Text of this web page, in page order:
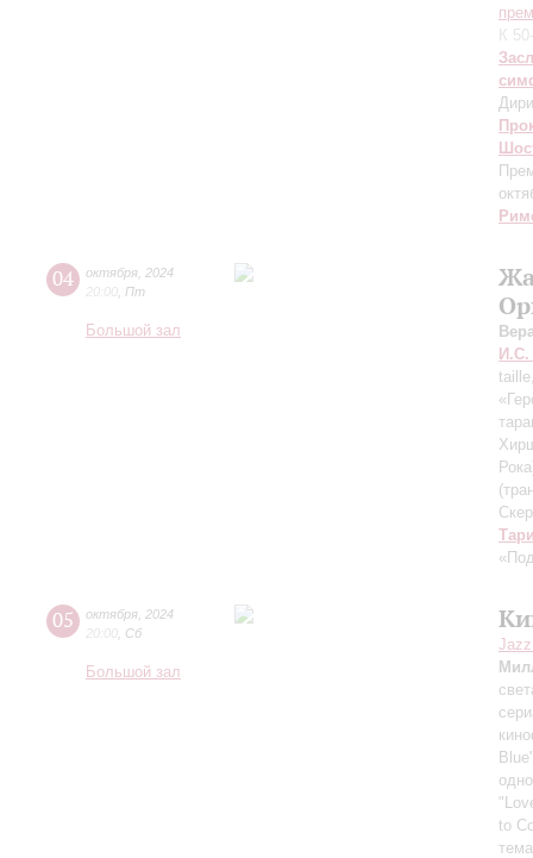
К
04 октября 2024
20:00 Пт
Большой зал
И.С.
05 октября 2024
20:00 Сб
Большой зал
to